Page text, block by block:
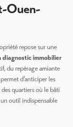
Ouen-
repose sur une
diagnostic immobilier
du repérage amiante
d’anticiper les
des quartiers où le bâti
outil indispensable